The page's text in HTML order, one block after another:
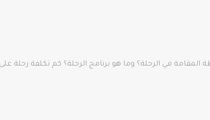
المقامة في الرحلة؟ وما هو برنامج الرحلة؟ كم تكلفة